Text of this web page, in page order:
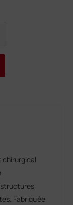
chirurgical
Fabriquée